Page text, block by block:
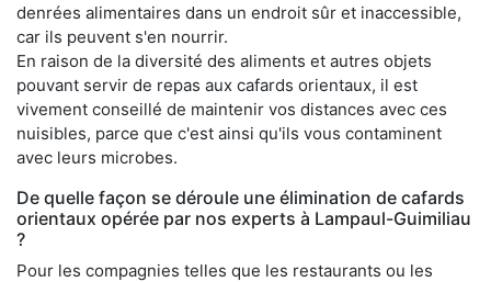
denrées alimentaires dans un endroit sûr et inaccessible,
car ils peuvent s'en nourrir.
En raison de la diversité des aliments et autres objets
pouvant servir de repas aux cafards orientaux, il est
vivement conseillé de maintenir vos distances avec ces
nuisibles, parce que c'est ainsi qu'ils vous contaminent
avec leurs microbes.
De quelle façon se déroule une élimination de cafards
orientaux opérée par nos experts à Lampaul-Guimiliau
?
Pour les compagnies telles que les restaurants ou les